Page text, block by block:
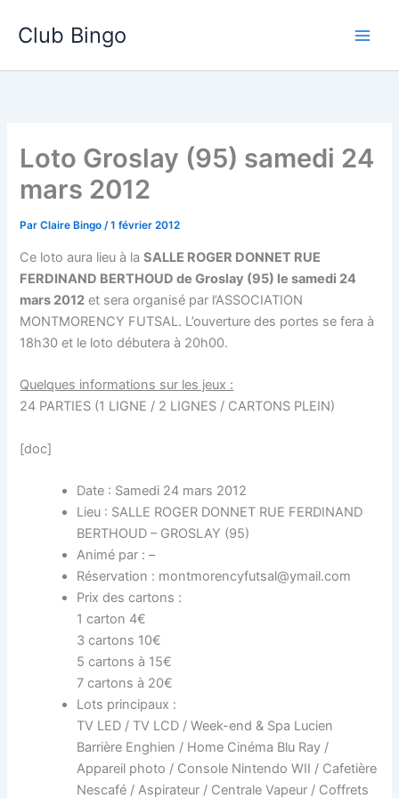
Club Bingo
Loto Groslay (95) samedi 24
mars 2012
ParClaire Bingo/1 février 2012
Ce loto aura lieu à laSALLE ROGER DONNET RUE
FERDINAND BERTHOUD de Groslay (95) le samedi 24
mars 2012 et sera organisé par l’ASSOCIATION
MONTMORENCY FUTSAL. L’ouverture des portes se fera à
18h30 et le loto débutera à 20h00.
Quelques informations sur les jeux :
24 PARTIES (1 LIGNE / 2 LIGNES / CARTONS PLEIN)
[doc]
Date : Samedi 24 mars 2012
Lieu : SALLE ROGER DONNET RUE FERDINAND
BERTHOUD – GROSLAY (95)
Animé par : –
Réservation : montmorencyfutsal@ymail.com
Prix des cartons :
1 carton 4€
3 cartons 10€
5 cartons à 15€
7 cartons à 20€
Lots principaux :
TV LED / TV LCD / Week-end & Spa Lucien
Barrière Enghien / Home Cinéma Blu Ray /
Appareil photo / Console Nintendo WII / Cafetière
Nescafé / Aspirateur / Centrale Vapeur / Coffrets